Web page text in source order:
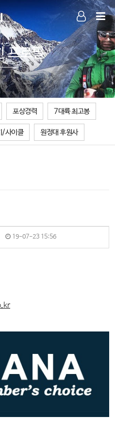
LOG IN
SIGN UP
프로필
포상경력 7대륙 최고봉
/사이클 원정대 후원사
19-07-23 15:56